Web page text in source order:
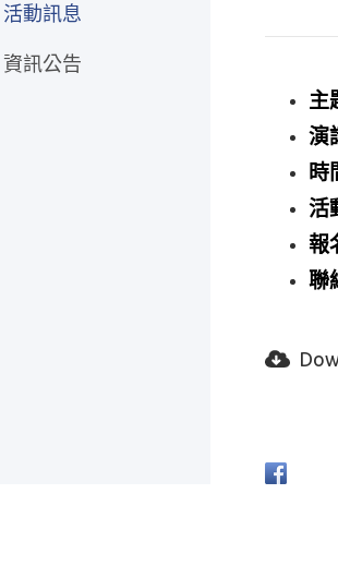
活動訊息
資訊公告
主
演
時
活
報
聯